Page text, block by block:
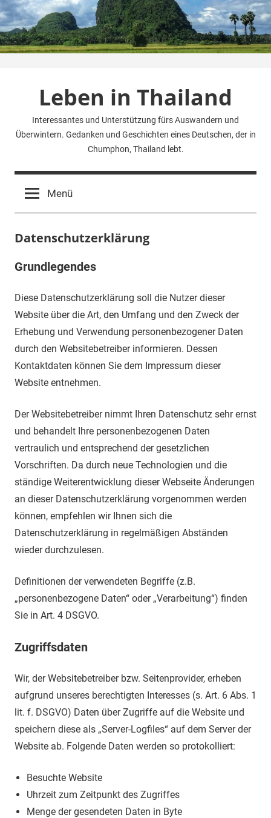
Zum
Inhalt
springen
Leben in Thailand
Interessantes und Unterstützung fürs Auswandern und
Überwintern. Gedanken und Geschichten eines Deutschen, der in
Chumphon, Thailand lebt.
Menü
Datenschutzerklärung
Grundlegendes
Diese Datenschutzerklärung soll die Nutzer dieser
Website über die Art, den Umfang und den Zweck der
Erhebung und Verwendung personenbezogener Daten
durch den Websitebetreiber informieren. Dessen
Kontaktdaten können Sie dem Impressum dieser
Website entnehmen.
Der Websitebetreiber nimmt Ihren Datenschutz sehr ernst
und behandelt Ihre personenbezogenen Daten
vertraulich und entsprechend der gesetzlichen
Vorschriften. Da durch neue Technologien und die
ständige Weiterentwicklung dieser Webseite Änderungen
an dieser Datenschutzerklärung vorgenommen werden
können, empfehlen wir Ihnen sich die
Datenschutzerklärung in regelmäßigen Abständen
wieder durchzulesen.
Definitionen der verwendeten Begriffe (z.B.
„personenbezogene Daten“ oder „Verarbeitung“) finden
Sie in Art. 4 DSGVO.
Zugriffsdaten
Wir, der Websitebetreiber bzw. Seitenprovider, erheben
aufgrund unseres berechtigten Interesses (s. Art. 6 Abs. 1
lit. f. DSGVO) Daten über Zugriffe auf die Website und
speichern diese als „Server-Logfiles“ auf dem Server der
Website ab. Folgende Daten werden so protokolliert:
Besuchte Website
Uhrzeit zum Zeitpunkt des Zugriffes
Menge der gesendeten Daten in Byte